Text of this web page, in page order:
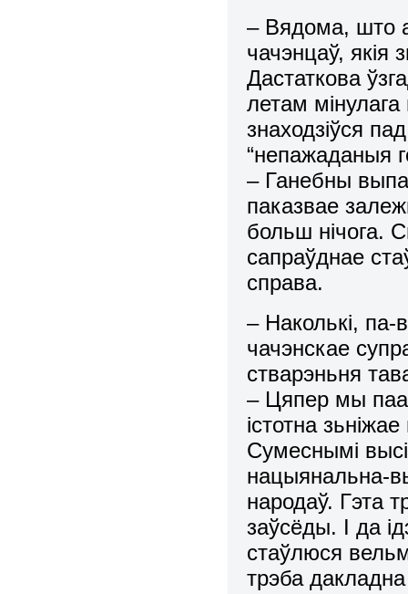
– Вядома, што
чачэнцаў, якія
Дастаткова
летам
знаходзіўся
“непажаданыя
– Ганебны
паказвае
больш нічога.
сапраўднае
справа.
– Наколькі, па-
чачэнскае
стварэньня
– Цяпер мы
істотна
Сумеснымі
нацыянальна-
народаў. Гэта
заўсёды. І да
стаўлюся
трэба